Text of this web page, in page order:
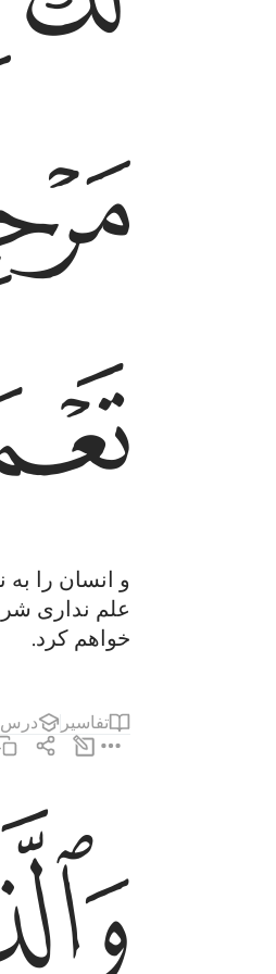
و انسان را
علم نداری
خواهم کرد.
تفاسیر درس
والذين امنوا
وَٱلَّذِينَ